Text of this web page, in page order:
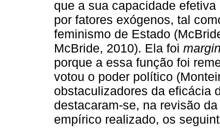
que a sua capacidade
por fatores exógenos, tal
feminismo de Estado
McBride, 2010). Ela foi
porque a essa função foi
votou o poder político
obstaculizadores da eficácia
destacaram-se, na revisão
empírico realizado, os